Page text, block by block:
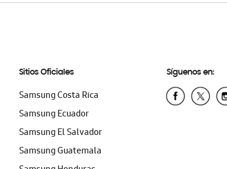
Sitios Oficiales
Samsung Costa Rica
Samsung Ecuador
Samsung El Salvador
Samsung Guatemala
Síguenos en: